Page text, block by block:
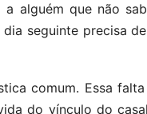
alguém que não
seguinte precisa
comum. Essa
do vínculo do